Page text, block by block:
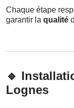
Chaque étape
garantir la qualité
🔹
Lognes